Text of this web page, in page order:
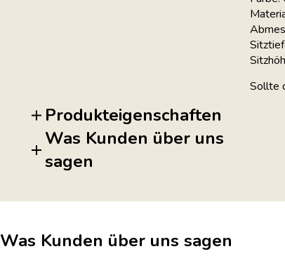
Sollte
Produkteigenschaften
Was Kunden über uns
sagen
Was Kunden über uns sagen